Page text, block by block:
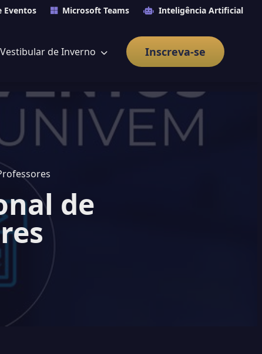
Eventos Microsoft Teams Inteligência Artificial
Vestibular de Inverno Inscreva-se
de